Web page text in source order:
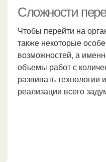
Сложности
Чтобы перейти на
также некоторые
возможностей, а
объемы работ с
развивать
реализации всего